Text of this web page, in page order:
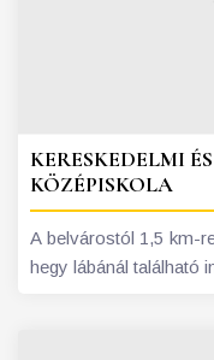
KERESKEDELMI
KÖZÉPISKOLA
A belvárostól 1,5 km-
hegy lábánál található